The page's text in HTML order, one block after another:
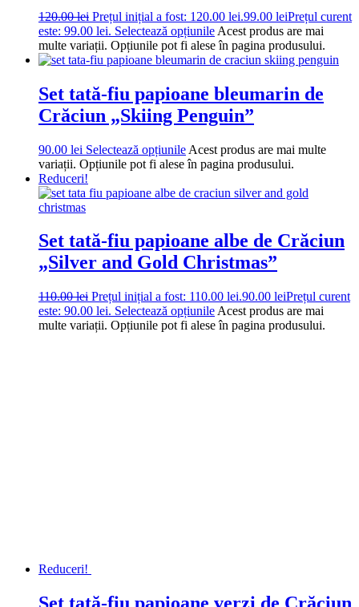
120.00lei Prețul inițial a fost: 120.00 lei.99.00 leiPrețul curent
este: 99.00 lei. Selectează opțiunile Acest produs are mai
multe variații. Opțiunile pot fi alese în pagina produsului.
Set tată-fiu papioane bleumarin de
Crăciun „Skiing Penguin”
90.00 lei Selectează opțiunile Acest produs are mai multe
variații. Opțiunile pot fi alese în pagina produsului.
Reduceri!
Set tată-fiu papioane albe de Crăciun
„Silver and Gold Christmas”
110.00lei Prețul inițial a fost: 110.00 lei.90.00 leiPrețul curent
este: 90.00 lei. Selectează opțiunile Acest produs are mai
multe variații. Opțiunile pot fi alese în pagina produsului.
Reduceri!